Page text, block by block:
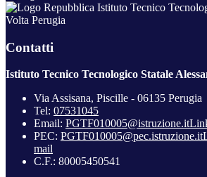
Istituto Tecnico
Volta Perugia
Contatti
Istituto Tecnico Tecnologico Statale
Via Assisana, Piscille - 06135 Perugia
Tel: 07531045
Email: PGTF010005@istruzione.it
PEC: PGTF010005@pec.istruzione.it
mail
C.F.: 80005450541